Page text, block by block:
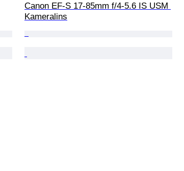
Canon EF-S 17-85mm f/4-5.6 IS USM
Kameralins